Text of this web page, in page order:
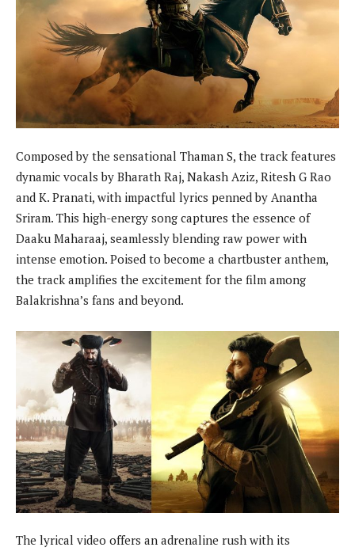
Composed by the sensational Thaman S, the track features
dynamic vocals by Bharath Raj, Nakash Aziz, Ritesh G Rao
and K. Pranati, with impactful lyrics penned by Anantha
Sriram. This high-energy song captures the essence of
Daaku Maharaaj, seamlessly blending raw power with
intense emotion. Poised to become a chartbuster anthem,
the track amplifies the excitement for the film among
Balakrishna’s fans and beyond.
The lyrical video offers an adrenaline rush with its